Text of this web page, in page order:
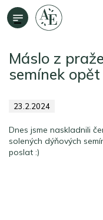
Přejít
na
Máslo z
semínek
23.2.2024
Dnes jsme naskladnili
solených dýňových
poslat :)